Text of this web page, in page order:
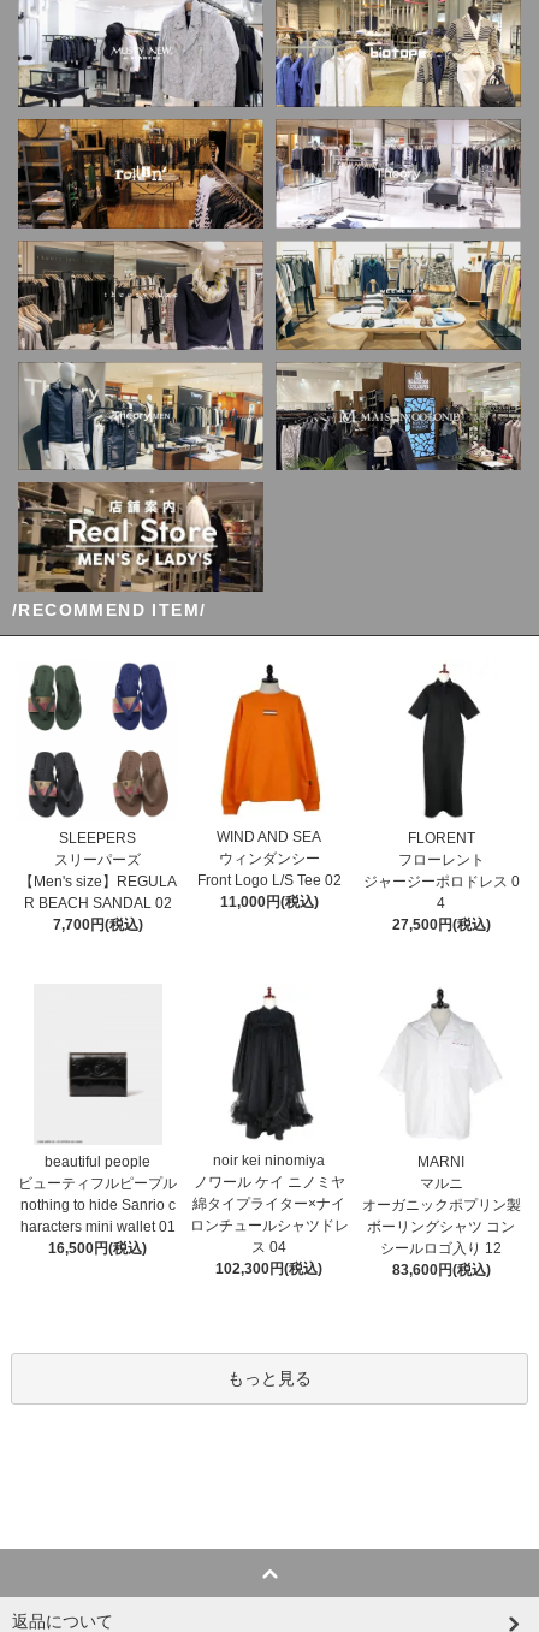
/RECOMMEND ITEM/
SLEEPERS
スリーパーズ
【Men's size】REGULA
R BEACH SANDAL 02
7,700円(税込)
WIND AND SEA
ウィンダンシー
Front Logo L/S Tee 02
11,000円(税込)
FLORENT
フローレント
ジャージーポロドレス 0
4
27,500円(税込)
beautiful people
ビューティフルピープル
nothing to hide Sanrio c
haracters mini wallet⁠ 01
16,500円(税込)
noir kei ninomiya
ノワール ケイ ニノミヤ
綿タイプライター×ナイ
ロンチュールシャツドレ
ス 04
102,300円(税込)
MARNI
マルニ
オーガニックポプリン製
ボーリングシャツ コン
シールロゴ入り 12
83,600円(税込)
もっと見る
返品について